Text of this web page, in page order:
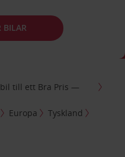
BILAR
till ett Bra Pris —
Europa
Tyskland